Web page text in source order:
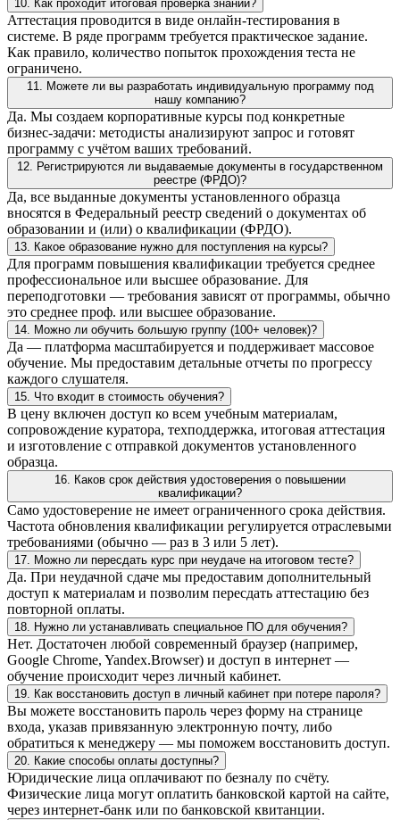
10. Как проходит итоговая проверка знаний?
Аттестация проводится в виде онлайн-тестирования в
системе. В ряде программ требуется практическое задание.
Как правило, количество попыток прохождения теста не
ограничено.
11. Можете ли вы разработать индивидуальную программу под
нашу компанию?
Да. Мы создаем корпоративные курсы под конкретные
бизнес-задачи: методисты анализируют запрос и готовят
программу с учётом ваших требований.
12. Регистрируются ли выдаваемые документы в государственном
реестре (ФРДО)?
Да, все выданные документы установленного образца
вносятся в Федеральный реестр сведений о документах об
образовании и (или) о квалификации (ФРДО).
13. Какое образование нужно для поступления на курсы?
Для программ повышения квалификации требуется среднее
профессиональное или высшее образование. Для
переподготовки — требования зависят от программы, обычно
это среднее проф. или высшее образование.
14. Можно ли обучить большую группу (100+ человек)?
Да — платформа масштабируется и поддерживает массовое
обучение. Мы предоставим детальные отчеты по прогрессу
каждого слушателя.
15. Что входит в стоимость обучения?
В цену включен доступ ко всем учебным материалам,
сопровождение куратора, техподдержка, итоговая аттестация
и изготовление с отправкой документов установленного
образца.
16. Каков срок действия удостоверения о повышении
квалификации?
Само удостоверение не имеет ограниченного срока действия.
Частота обновления квалификации регулируется отраслевыми
требованиями (обычно — раз в 3 или 5 лет).
17. Можно ли пересдать курс при неудаче на итоговом тесте?
Да. При неудачной сдаче мы предоставим дополнительный
доступ к материалам и позволим пересдать аттестацию без
повторной оплаты.
18. Нужно ли устанавливать специальное ПО для обучения?
Нет. Достаточен любой современный браузер (например,
Google Chrome, Yandex.Browser) и доступ в интернет —
обучение происходит через личный кабинет.
19. Как восстановить доступ в личный кабинет при потере пароля?
Вы можете восстановить пароль через форму на странице
входа, указав привязанную электронную почту, либо
обратиться к менеджеру — мы поможем восстановить доступ.
20. Какие способы оплаты доступны?
Юридические лица оплачивают по безналу по счёту.
Физические лица могут оплатить банковской картой на сайте,
через интернет-банк или по банковской квитанции.